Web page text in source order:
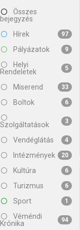
Összes
bejegyzés
Hírek
97
Pályázatok 9
Helyi
Rendeletek
5
Miserend 33
Boltok 6
Szolgáltatások 3
Vendéglátás 4
Intézmények 20
Kultúra 6
Turizmus 6
Sport 1
Véméndi
Krónika
94